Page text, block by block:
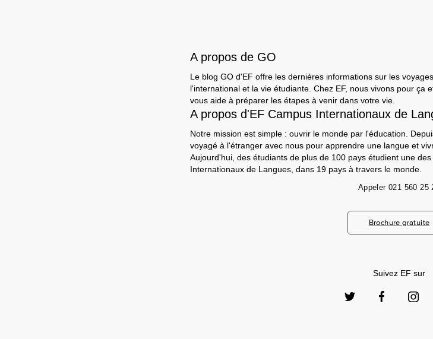
A propos de GO
Le blog GO d'EF offre les dernières informations sur les
l'international et la vie étudiante. Chez EF, nous vivons pour ça
vous aide à préparer les étapes à venir dans votre vie.
A propos d'EF Campus Internationaux de
Notre mission est simple : ouvrir le monde par l'éducation.
voyagé à l'étranger avec nous pour apprendre une langue et
Aujourd'hui, des étudiants de plus de 100 pays étudient une
Internationaux de Langues, dans 19 pays à travers le monde.
Appeler 021 560 25
Brochure gratuite
Suivez EF sur